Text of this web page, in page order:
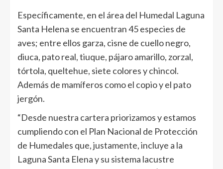
Específicamente, en el área del Humedal Laguna
Santa Helena se encuentran 45 especies de
aves; entre ellos garza, cisne de cuello negro,
diuca, pato real, tiuque, pájaro amarillo, zorzal,
tórtola, queltehue, siete colores y chincol.
Además de mamíferos como el copio y el pato
jergón.
“Desde nuestra cartera priorizamos y estamos
cumpliendo con el Plan Nacional de Protección
de Humedales que, justamente, incluye a la
Laguna Santa Elena y su sistema lacustre